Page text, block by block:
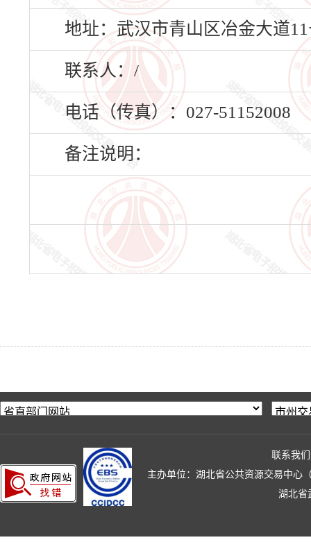
地址：武汉市青山区冶金大道
联系人：/
电话（传真）：027-51152008
备注说明：
联系我们
主办单位：湖北省公共资源交易中心
湖北省